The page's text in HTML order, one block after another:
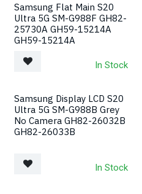
Samsung Flat Main S20
Ultra 5G SM-G988F GH82-
25730A GH59-15214A
GH59-15214A
In Stock
Samsung Display LCD S20
Ultra 5G SM-G988B Grey
No Camera GH82-26032B
GH82-26033B
In Stock